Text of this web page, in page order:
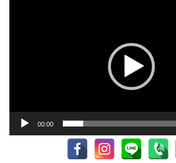
00:00